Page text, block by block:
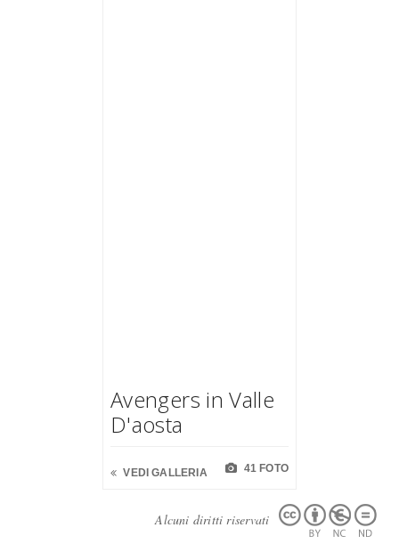
Avengers in Valle
D'aosta
VEDI GALLERIA 41 FOTO
Alcuni diritti riservati